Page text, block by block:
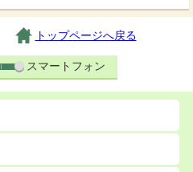
トップページへ戻る
スマートフォン